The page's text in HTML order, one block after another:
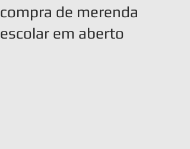
compra de merenda
escolar em aberto